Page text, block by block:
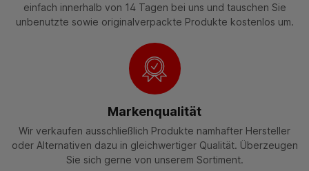
einfach innerhalb von 14 Tagen bei uns und tauschen Sie
unbenutzte sowie originalverpackte Produkte kostenlos um.
Markenqualität
Wir verkaufen ausschließlich Produkte namhafter Hersteller
oder Alternativen dazu in gleichwertiger Qualität. Überzeugen
Sie sich gerne von unserem Sortiment.